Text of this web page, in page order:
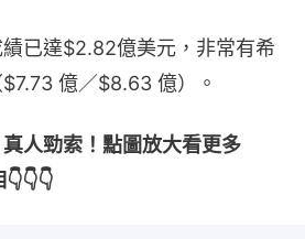
已達$2.82億美元，非常有希
億／$8.63 億）。
真人勁索！點圖放大看更多